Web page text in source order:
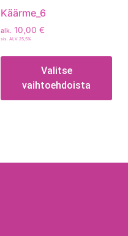
Käärme_6
alk. 10,00 €
sis. ALV 25,5%
Valitse
vaihtoehdoista